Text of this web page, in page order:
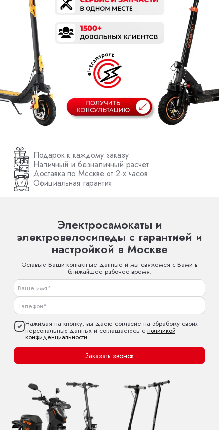
Подарок к каждому заказу
Наличный и безналичный расчет
Доставка по Москве от 2-х часов
Официальная гарантия
Электросамокаты и
электровелосипеды с гарантией и
настройкой в Москве
Оставьте Ваши контактные данные и мы свяжемся с Вами в
ближайшее рабочее время.
Нажимая на кнопку, вы даете согласие на обработку своих
персональных данных и соглашаетесь с политикой
конфиденциальности
Заказать звонок